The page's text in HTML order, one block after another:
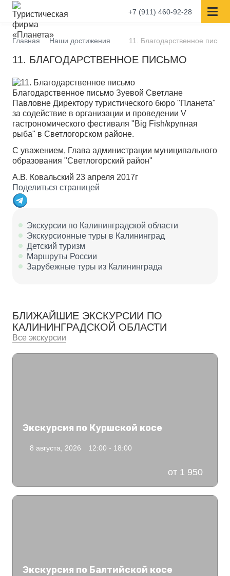
+7 (911) 460-92-28
Главная Наши достижения 11. Благодарственное письмо
11. БЛАГОДАРСТВЕННОЕ ПИСЬМО
Благодарственное письмо Зуевой Светлане
Павловне Директору туристического бюро "Планета"
за содействие в организации и проведении V
гастрономического фестиваля "Big Fish/крупная
рыба" в Светлогорском районе.
С уважением, Глава администрации муниципального
образования "Светлогорский район"
А.В. Ковальский 23 апреля 2017г
Экскурсии по Калининградской области
Экскурсионные туры в Калининград
Детский туризм
Маршруты России
Зарубежные туры из Калининграда
Поделиться страницей
БЛИЖАЙШИЕ ЭКСКУРСИИ ПО
КАЛИНИНГРАДСКОЙ ОБЛАСТИ
Все экскурсии
Экскурсия по Куршской косе
8 августа, 2026 12:00 - 18:00
от 1 950
Экскурсия по Балтийской косе